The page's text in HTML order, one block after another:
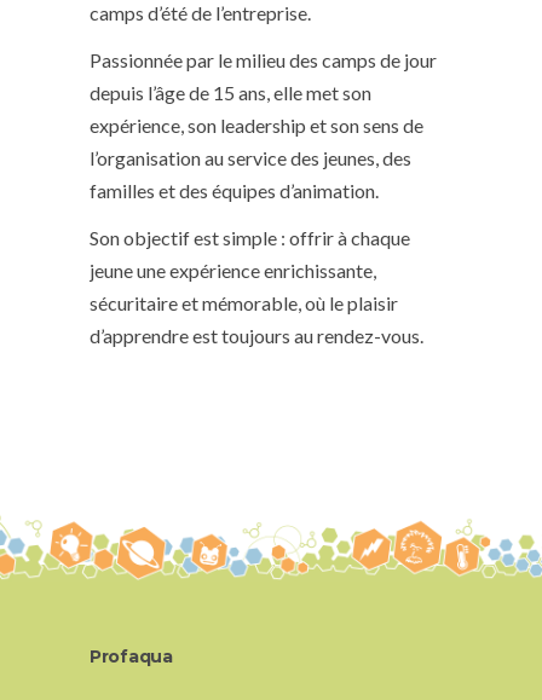
camps d’été de l’entreprise.
Passionnée par le milieu des camps de jour
depuis l’âge de 15 ans, elle met son
expérience, son leadership et son sens de
l’organisation au service des jeunes, des
familles et des équipes d’animation.
Son objectif est simple : offrir à chaque
jeune une expérience enrichissante,
sécuritaire et mémorable, où le plaisir
d’apprendre est toujours au rendez-vous.
Profaqua